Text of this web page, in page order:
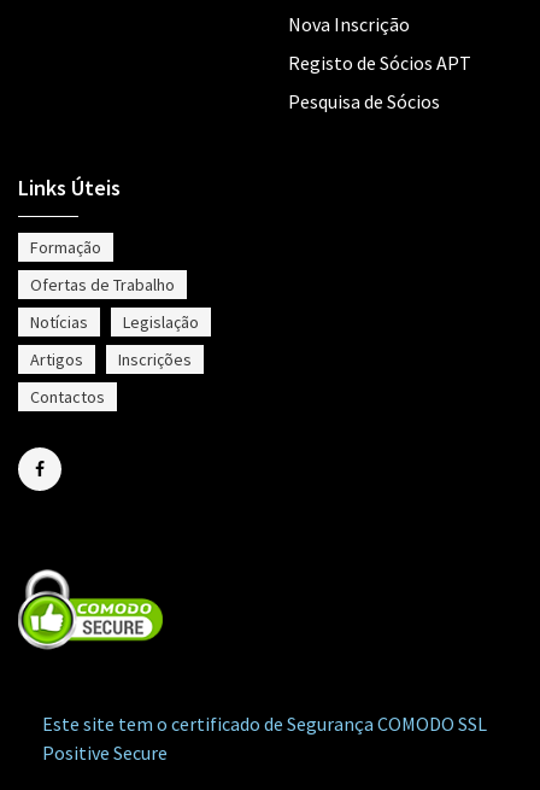
Nova Inscrição
Registo de Sócios APT
Pesquisa de Sócios
Links Úteis
Formação
Ofertas de Trabalho
Notícias
Legislação
Artigos
Inscrições
Contactos
Este site tem o certificado de Segurança COMODO SSL
Positive Secure